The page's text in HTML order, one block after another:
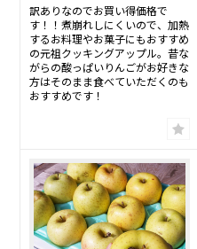
訳ありなのでお買い得価格で
す！！煮崩れしにくいので、加熱
するお料理やお菓子にもおすすめ
の元祖クッキングアップル。昔な
がらの酸っぱいりんごがお好きな
方はそのまま食べていただくのも
おすすめです！